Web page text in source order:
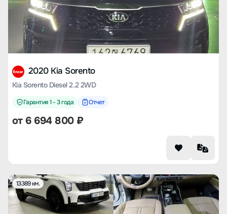
2020 Kia Sorento
Kia Sorento Diesel 2.2 2WD
Гарантия 1 - 3 года Отчет
от 6 694 800₽
13389 км.